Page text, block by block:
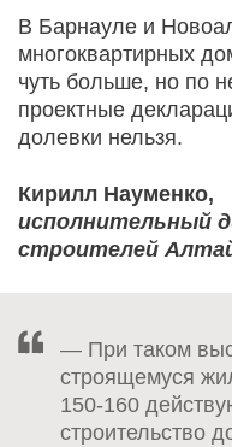
В Барнауле и
многоквартирных
чуть больше, но по
проектные
долевки нельзя.
Кирилл Науменко,
исполнительный
строителей
— При таком
строящемуся
150-160
строительство